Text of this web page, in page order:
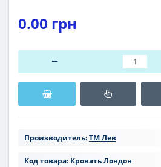
0.00 грн
Производитель:ТМ Лев
Код товара: Кровать Лондон